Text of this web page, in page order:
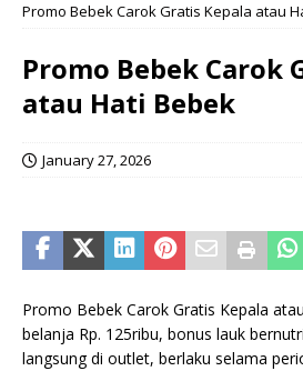
Promo Bebek Carok Gratis Kepala atau
Promo Bebek Carok
atau Hati Bebek
January 27, 2026
Promo Bebek Carok Gratis Kepala
belanja Rp. 125ribu, bonus lauk
langsung di outlet, berlaku selama